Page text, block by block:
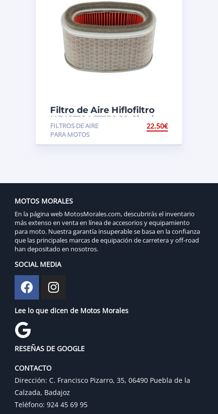
Filtro de Aire Hiflofiltro
HFA1712 VT750C2 Shadow
Spirit (RC53)
FILTROS DE AIRE
PARA MOTOS
22.50€
MOTOS MORALES
En la página web MotosMorales.com, descubrirás el inventario
más extenso en venta en línea de accesorios y equipamiento
para moto. Nuestra garantía insuperable se basa en la confianza
que las principales marcas de equipación de carretera y off-road
han depositado en nosotros.
SOCIAL MEDIA
Lee lo que dicen de Motos Morales
RESEÑAS DE GOOGLE
CONTACTO
Dirección: C. Francisco Pizarro, 35, 06490 Puebla de la
Calzada, Badajoz
Teléfono: 924 45 69 95